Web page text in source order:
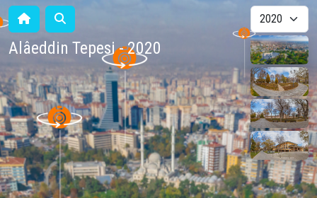
Alâeddin Tepesi - 2020